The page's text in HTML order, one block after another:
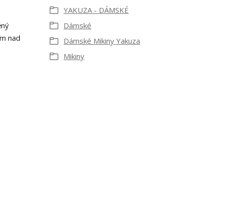
nad
YAKUZA - DÁMSKÉ
Dámské
Dámské Mikiny Yakuza
Mikiny